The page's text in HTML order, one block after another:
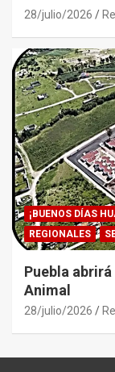
28/julio/2026
¡BUENOS DÍAS
REGIONALES
Puebla
Animal
28/julio/2026